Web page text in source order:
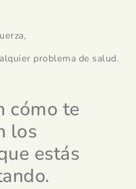
problema de salud.
cómo te
los
estás